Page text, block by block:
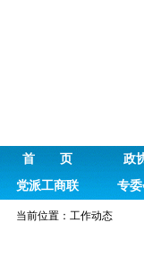
首 页 政
党派工商联
专
当前位置： 工作动态